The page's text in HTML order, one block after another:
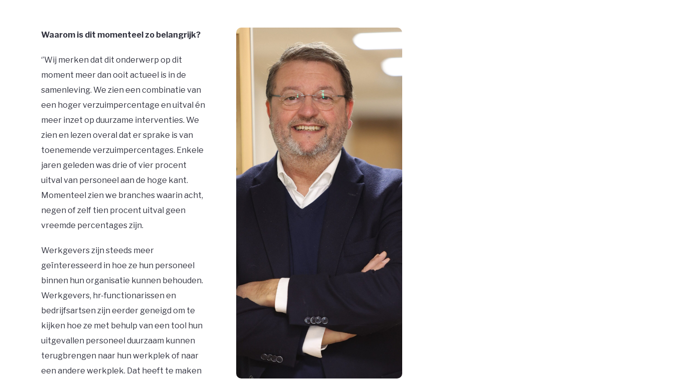
Waarom is dit momenteel zo belangrijk?
‘’Wij merken dat dit onderwerp op dit
moment meer dan ooit actueel is in de
samenleving. We zien een combinatie van
een hoger verzuimpercentage en uitval én
meer inzet op duurzame interventies. We
zien en lezen overal dat er sprake is van
toenemende verzuimpercentages. Enkele
jaren geleden was drie of vier procent
uitval van personeel aan de hoge kant.
Momenteel zien we branches waarin acht,
negen of zelf tien procent uitval geen
vreemde percentages zijn.
Werkgevers zijn steeds meer
geïnteresseerd in hoe ze hun personeel
binnen hun organisatie kunnen behouden.
Werkgevers, hr-functionarissen en
bedrijfsartsen zijn eerder geneigd om te
kijken hoe ze met behulp van een tool hun
uitgevallen personeel duurzaam kunnen
terugbrengen naar hun werkplek of naar
een andere werkplek. Dat heeft te maken